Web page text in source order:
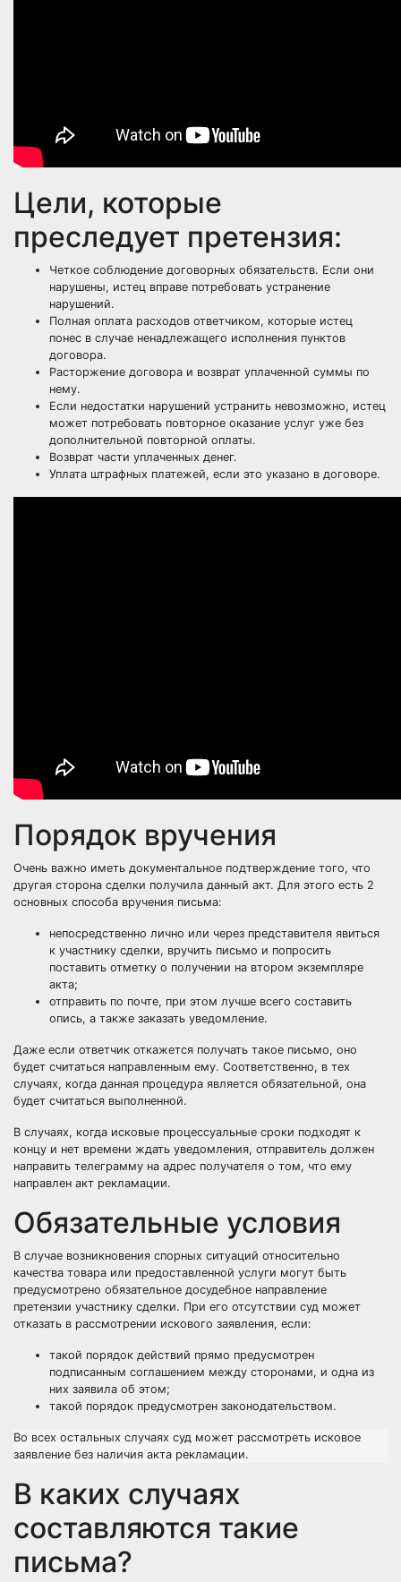
Цели, которые
преследует претензия:
Четкое соблюдение договорных обязательств. Если они
нарушены, истец вправе потребовать устранение
нарушений.
Полная оплата расходов ответчиком, которые истец
понес в случае ненадлежащего исполнения пунктов
договора.
Расторжение договора и возврат уплаченной суммы по
нему.
Если недостатки нарушений устранить невозможно, истец
может потребовать повторное оказание услуг уже без
дополнительной повторной оплаты.
Возврат части уплаченных денег.
Уплата штрафных платежей, если это указано в договоре.
Порядок вручения
Очень важно иметь документальное подтверждение того, что
другая сторона сделки получила данный акт. Для этого есть 2
основных способа вручения письма:
непосредственно лично или через представителя явиться
к участнику сделки, вручить письмо и попросить
поставить отметку о получении на втором экземпляре
акта;
отправить по почте, при этом лучше всего составить
опись, а также заказать уведомление.
Даже если ответчик откажется получать такое письмо, оно
будет считаться направленным ему. Соответственно, в тех
случаях, когда данная процедура является обязательной, она
будет считаться выполненной.
В случаях, когда исковые процессуальные сроки подходят к
концу и нет времени ждать уведомления, отправитель должен
направить телеграмму на адрес получателя о том, что ему
направлен акт рекламации.
Обязательные условия
В случае возникновения спорных ситуаций относительно
качества товара или предоставленной услуги могут быть
предусмотрено обязательное досудебное направление
претензии участнику сделки. При его отсутствии суд может
отказать в рассмотрении искового заявления, если:
такой порядок действий прямо предусмотрен
подписанным соглашением между сторонами, и одна из
них заявила об этом;
такой порядок предусмотрен законодательством.
Во всех остальных случаях суд может рассмотреть исковое
заявление без наличия акта рекламации.
В каких случаях
составляются такие
письма?